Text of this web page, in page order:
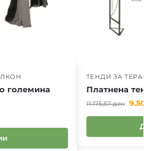
големина
ТЕНДИ ЗА
Платнена
11.175,57ден